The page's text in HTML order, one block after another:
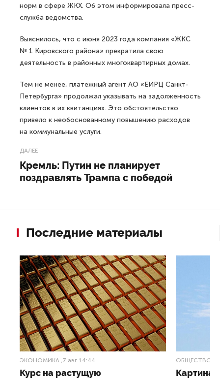
норм в сфере ЖКХ. Об этом информировала пресс-
служба ведомства.
Выяснилось, что с июня 2023 года компания «ЖКС
№ 1 Кировского района» прекратила свою
деятельность в районных многоквартирных домах.
Тем не менее, платежный агент АО «ЕИРЦ Санкт-
Петербурга» продолжал указывать на задолженность
клиентов в их квитанциях. Это обстоятельство
привело к необоснованному повышению расходов
на коммунальные услуги.
ДАЛЕЕ
Кремль: Путин не планирует
поздравлять Трампа с победой
Последние материалы
ЭКОНОМИКА ,7 авг 14:44
Курс на растущую
ОБЩЕСТВО
Картина